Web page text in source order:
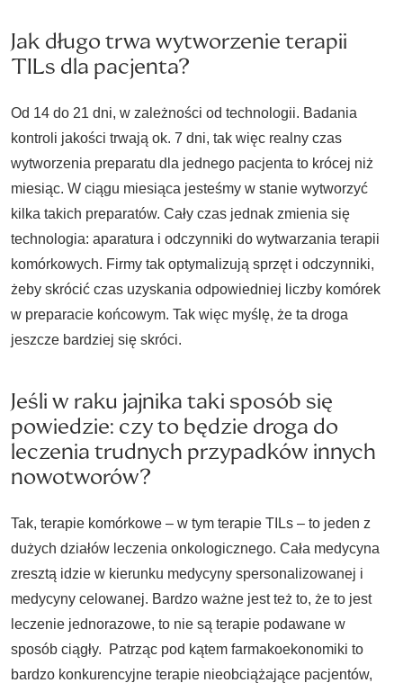
Jak długo trwa wytworzenie terapii
TILs dla pacjenta?
Od 14 do 21 dni, w zależności od technologii. Badania
kontroli jakości trwają ok. 7 dni, tak więc realny czas
wytworzenia preparatu dla jednego pacjenta to krócej niż
miesiąc. W ciągu miesiąca jesteśmy w stanie wytworzyć
kilka takich preparatów. Cały czas jednak zmienia się
technologia: aparatura i odczynniki do wytwarzania terapii
komórkowych. Firmy tak optymalizują sprzęt i odczynniki,
żeby skrócić czas uzyskania odpowiedniej liczby komórek
w preparacie końcowym. Tak więc myślę, że ta droga
jeszcze bardziej się skróci.
Jeśli w raku jajnika taki sposób się
powiedzie: czy to będzie droga do
leczenia trudnych przypadków innych
nowotworów?
Tak, terapie komórkowe – w tym terapie TILs – to jeden z
dużych działów leczenia onkologicznego. Cała medycyna
zresztą idzie w kierunku medycyny spersonalizowanej i
medycyny celowanej. Bardzo ważne jest też to, że to jest
leczenie jednorazowe, to nie są terapie podawane w
sposób ciągły. Patrząc pod kątem farmakoekonomiki to
bardzo konkurencyjne terapie nieobciążające pacjentów,